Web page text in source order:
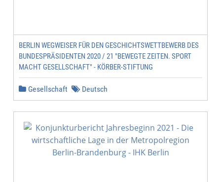
BERLIN WEGWEISER FÜR DEN GESCHICHTSWETTBEWERB DES
BUNDESPRÄSIDENTEN 2020 / 21 "BEWEGTE ZEITEN. SPORT
MACHT GESELLSCHAFT" - KÖRBER-STIFTUNG
Gesellschaft Deutsch